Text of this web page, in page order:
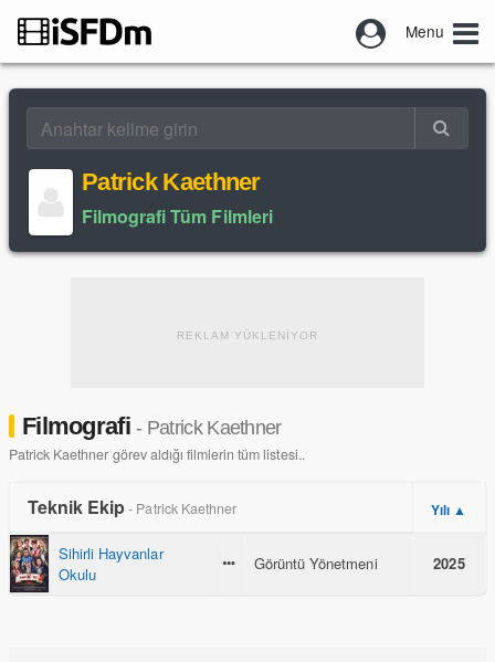
Menu
Patrick Kaethner
Filmografi Tüm Filmleri
REKLAM YÜKLENİYOR
Filmografi- Patrick Kaethner
Patrick Kaethner görev aldığı filmlerin tüm listesi..
Teknik Ekip- Patrick Kaethner Yılı ▲
Sihirli Hayvanlar
Okulu
Görüntü Yönetmeni 2025